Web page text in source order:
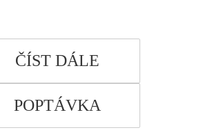
ČÍST DÁLE
POPTÁVKA